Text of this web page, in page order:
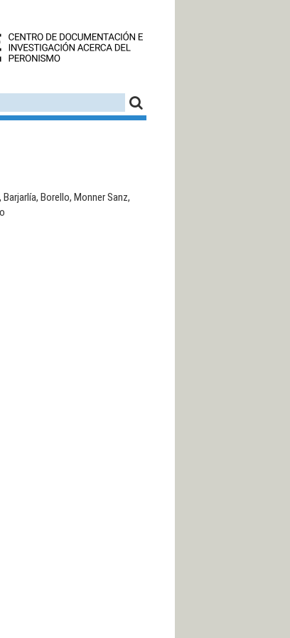
Borello, Monner Sanz,